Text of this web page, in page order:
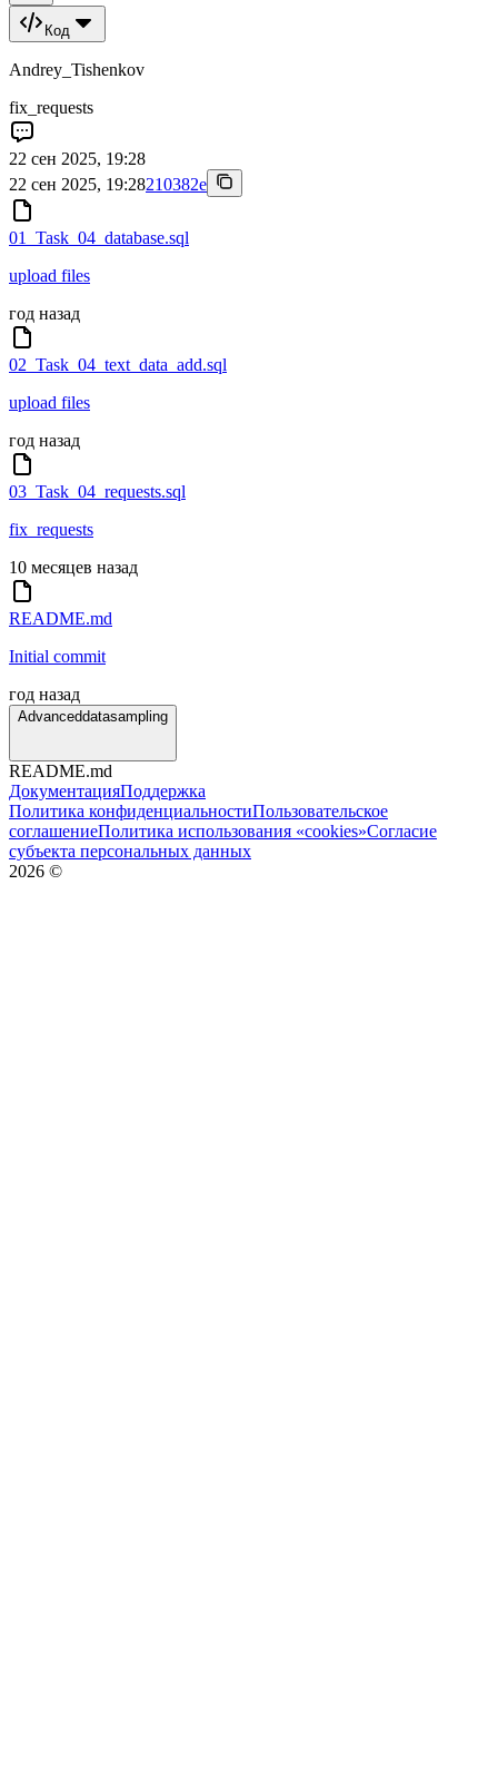
Код
Andrey_Tishenkov
fix_requests
22 сен 2025, 19:28
22 сен 2025, 19:28210382e
01_Task_04_database.sql
upload files
год назад
02_Task_04_text_data_add.sql
upload files
год назад
03_Task_04_requests.sql
fix_requests
10 месяцев назад
README.md
Initial commit
год назад
Advanceddatasampling
README.md
ДокументацияПоддержка
Политика конфиденциальностиПользовательское
соглашениеПолитика использования «cookies»Согласие
субъекта персональных данных
2026 ©